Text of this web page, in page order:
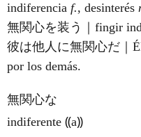
indiferencia f., desinterés
無関心を装う｜fingir
彼は他人に無関心だ｜
por los demás.
無関心な
indiferente ⸨a⸩